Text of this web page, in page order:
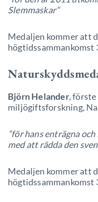
Slemmaskar”
Medaljen kommer att
högtidssammankomst
Björn Helander,
miljögiftsforskning,
”för hans enträgna
med att rädda den
Medaljen kommer att
högtidssammankomst